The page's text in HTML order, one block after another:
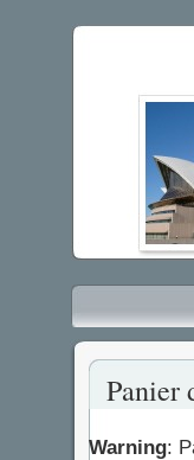
Panier
Warning: